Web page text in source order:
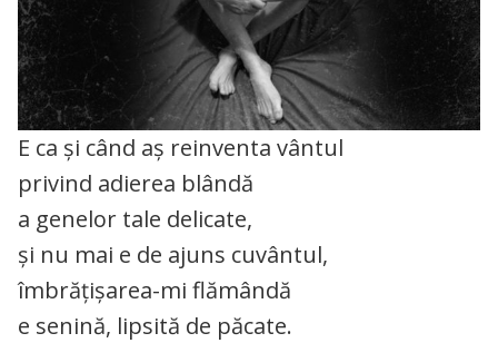
E ca și când aș reinventa vântul
privind adierea blândă
a genelor tale delicate,
și nu mai e de ajuns cuvântul,
îmbrățișarea-mi flămândă
e senină, lipsită de păcate.